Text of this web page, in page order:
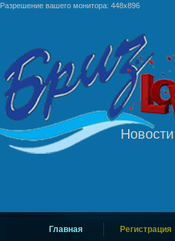
Разрешение вашего монитора: 448x896
Главная Регистрация